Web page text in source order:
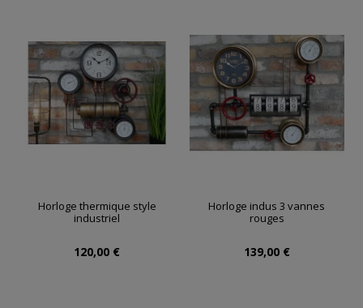
Horloge thermique style
industriel
120,00 €
Horloge indus 3 vannes
rouges
139,00 €